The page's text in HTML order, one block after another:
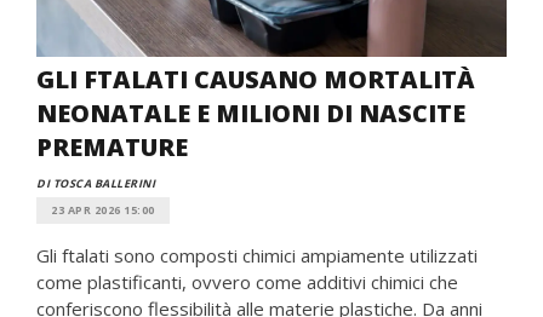
GLI FTALATI CAUSANO MORTALITÀ
NEONATALE E MILIONI DI NASCITE
PREMATURE
DI TOSCA BALLERINI
23 APR 2026 15:00
Gli ftalati sono composti chimici ampiamente utilizzati
come plastificanti, ovvero come additivi chimici che
conferiscono flessibilità alle materie plastiche. Da anni